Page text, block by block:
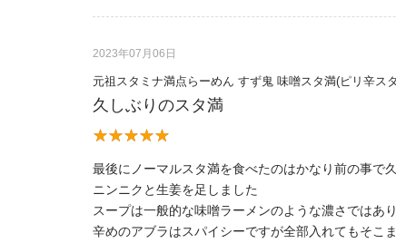
2023年07月06日
元祖スタミナ満点らーめん すず鬼 味噌スタ満(ピリ辛ス
久しぶりのスタ満
最後にノーマルスタ満を食べたのはかなり前の事で
ニンニクと生姜を足しました
スープは一般的な味噌ラーメンのような濃さではあ
辛めのアブラはスパイシーですが全部入れてもそこ